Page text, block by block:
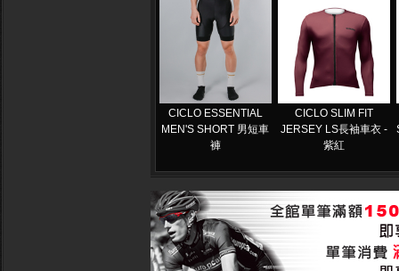
CICLO ESSENTIAL
MEN'S SHORT 男短車
褲
CICLO SLIM FIT
JERSEY LS長袖車衣 -
紫紅